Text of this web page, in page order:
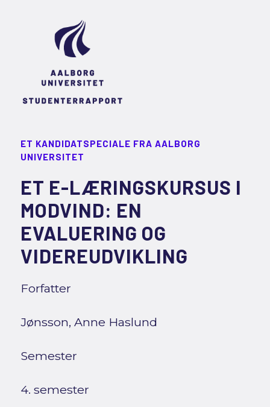
ET KANDIDATSPECIALE FRA AALBORG
UNIVERSITET
ET E-LÆRINGSKURSUS I
MODVIND: EN
EVALUERING OG
VIDEREUDVIKLING
Forfatter
Jønsson, Anne Haslund
Semester
4. semester